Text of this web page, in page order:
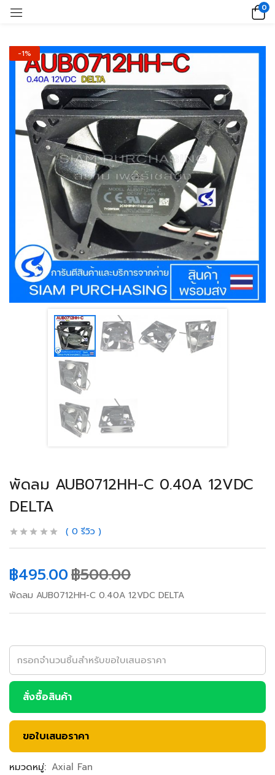
0
-1%
พัดลม AUB0712HH-C 0.40A 12VDC
DELTA
0 รีวิว
฿495.00฿500.00
พัดลม AUB0712HH-C 0.40A 12VDC DELTA
สั่งซื้อสินค้า
ขอใบเสนอราคา
หมวดหมู่: Axial Fan